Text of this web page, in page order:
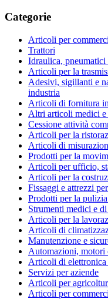
Categorie
Articoli per
Trattori
Idraulica,
Articoli per la
Adesivi, sigillanti e
industria
Articoli di fornitura
Altri articoli medici e
Cessione attività
Articoli per la
Articoli di
Prodotti per la
Articoli per ufficio,
Articoli per la
Fissaggi e attrezzi
Prodotti per la
Strumenti medici e
Articoli per la
Articoli di
Manutenzione e
Automazioni, motori
Articoli di elettronica
Servizi per aziende
Articoli per
Articoli per